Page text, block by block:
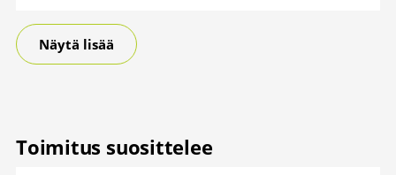
Näytä lisää
Toimitus suosittelee